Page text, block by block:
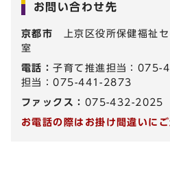
お問い合わせ先
京都市 上京区役所保健福祉
室
電話：子育て推進担当：075-
担当：075-441-2873
ファックス： 075-432-2025
お電話の際はお掛け間違いに